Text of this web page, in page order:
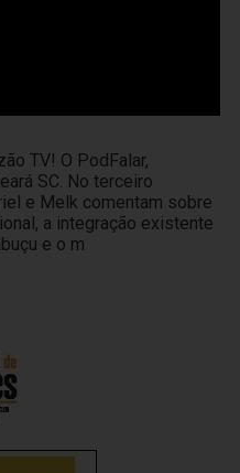
TV! O PodFalar,
SC. No terceiro
e Melk comentam sobre
a integração existente
e o m